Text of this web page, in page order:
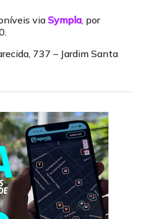
viaSympla, por
737 – Jardim Santa